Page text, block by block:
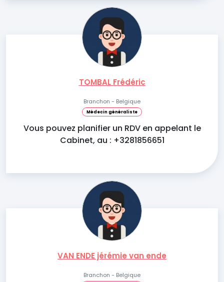
TOMBAL Frédéric
Branchon - Belgique
Médecin généraliste
Vous pouvez planifier un RDV en appelant le
Cabinet, au : +3281856651
VAN ENDE jérémie van ende
Branchon - Belgique